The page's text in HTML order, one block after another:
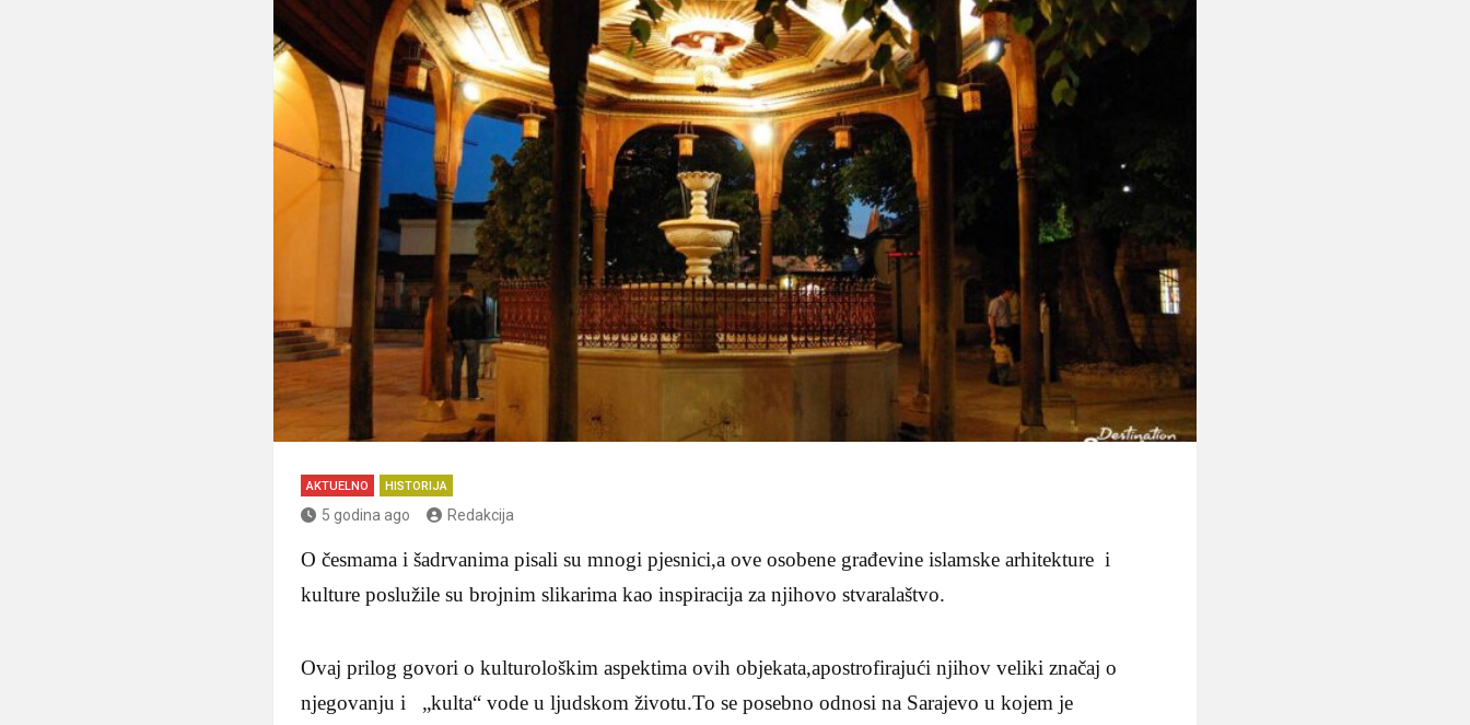
AKTUELNO HISTORIJA
5 godina ago Redakcija
O česmama i šadrvanima pisali su mnogi pjesnici,a ove osobene građevine islamske arhitekture i
kulture poslužile su brojnim slikarima kao inspiracija za njihovo stvaralaštvo.
Ovaj prilog govori o kulturološkim aspektima ovih objekata,apostrofirajući njihov veliki značaj o
njegovanju i „kulta“ vode u ljudskom životu.To se posebno odnosi na Sarajevo u kojem je